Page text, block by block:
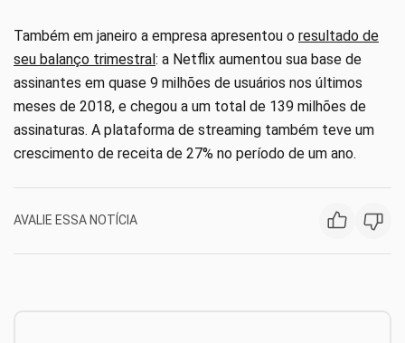
Também em janeiro a empresa apresentou o resultado de
seu balanço trimestral: a Netflix aumentou sua base de
assinantes em quase 9 milhões de usuários nos últimos
meses de 2018, e chegou a um total de 139 milhões de
assinaturas. A plataforma de streaming também teve um
crescimento de receita de 27% no período de um ano.
AVALIE ESSA NOTÍCIA